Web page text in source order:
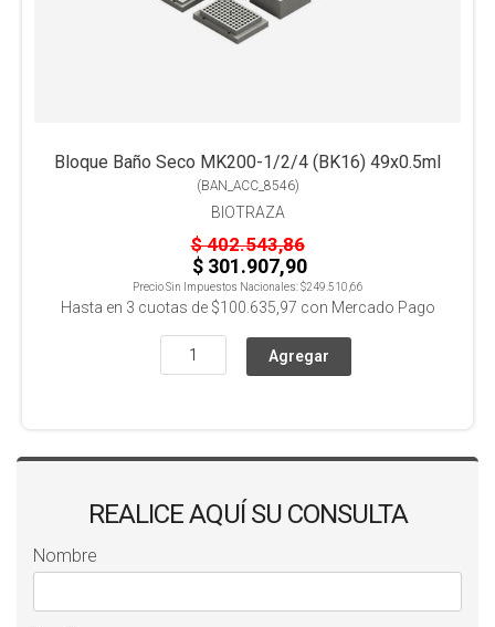
Bloque Baño Seco MK200-1/2/4 (BK16) 49x0.5ml
(BAN_ACC_8546)
BIOTRAZA
$ 402.543,86
$ 301.907,90
Precio Sin Impuestos Nacionales:$249.510,66
Hasta en 3 cuotas de $100.635,97 con Mercado Pago
REALICE AQUÍ SU CONSULTA
Nombre